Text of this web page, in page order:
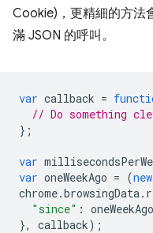
Cookie)，更精細的方法
滿 JSON 的呼叫。
var callback =
// Do something
};
var
var oneWeekAgo = (new
chrome.browsingData.
"since" : oneWeekAgo
},
callback);